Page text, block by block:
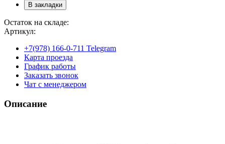
В закладки
Остаток на складе:
Артикул:
+7(978) 166-0-711 Telegram
Карта проезда
График работы
Заказать звонок
Чат с менеджером
Описание